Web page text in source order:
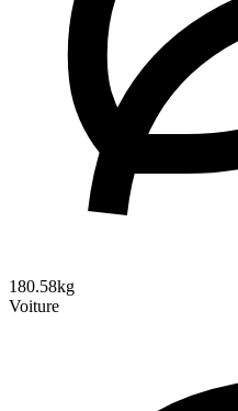
180.58kg
Voiture